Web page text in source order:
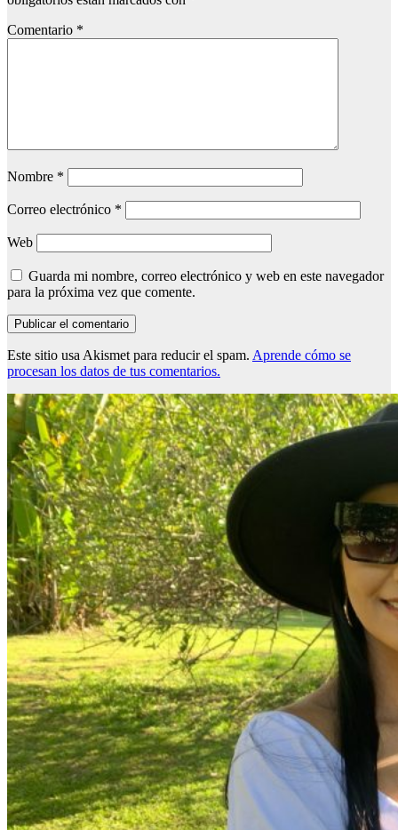
Comentario *
Nombre *
Correo electrónico *
Web
Guarda mi nombre, correo electrónico y web en este navegador
para la próxima vez que comente.
Este sitio usa Akismet para reducir el spam. Aprende cómo se
procesan los datos de tus comentarios.